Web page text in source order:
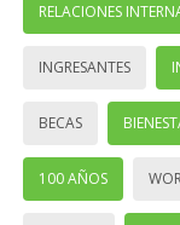
RELACIONES
INGRESANTES
BECAS
100 AÑOS